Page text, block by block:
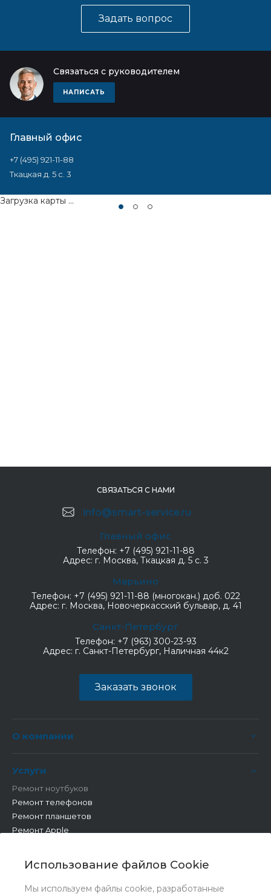
Использование файлов Cookie
Мы используем файлы cookie, разработанные
Задать вопрос
Связаться с руководителем
НАПИСАТЬ
Главный офис
+7 (495) 921-11-88
Ткацкая д. 5 с. 3
Загрузка карты ...
СВЯЗАТЬСЯ С НАМИ
info@smart-service.ru
Главный офис
Телефон: +7 (495) 921-11-88
Адрес: г. Москва, Ткацкая д. 5 с. 3
Марьино
Телефон: +7 (495) 921-11-88 (многокан.) доб. 022
Адрес: г. Москва, Новочеркасский бульвар, д. 41
Санкт-Петербург
Телефон: +7 (963) 300-23-93
Адрес: г. Санкт-Петербург, Наличная 44к2
Заказать звонок
О компании
Услуги
Ремонт ноутбуков
Ремонт телефонов
Ремонт планшетов
Ремонт Apple